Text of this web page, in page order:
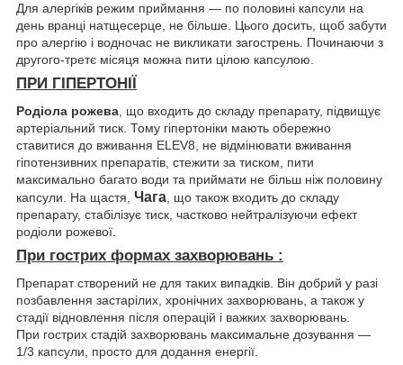
Для алергіків режим приймання — по половині капсули на
день вранці натщесерце, не більше. Цього досить, щоб забути
про алергію і водночас не викликати загострень. Починаючи з
другого-третє місяця можна пити цілою капсулою.
ПРИ ГІПЕРТОНІЇ
Родіола рожева , що входить до складу препарату, підвищує
артеріальний тиск. Тому гіпертоніки мають обережно
ставитися до вживання ELEV8, не відмінювати вживання
гіпотензивних препаратів, стежити за тиском, пити
максимально багато води та приймати не більш ніж половину
капсули. На щастя, Чага , що також входить до складу
препарату, стабілізує тиск, частково нейтралізуючи ефект
родіоли рожевої.
При гострих формах захворювань :
Препарат створений не для таких випадків. Він добрий у разі
позбавлення застарілих, хронічних захворювань, а також у
стадії відновлення після операцій і важких захворювань.
При гострих стадій захворювань максимальне дозування —
1/3 капсули, просто для додання енергії.